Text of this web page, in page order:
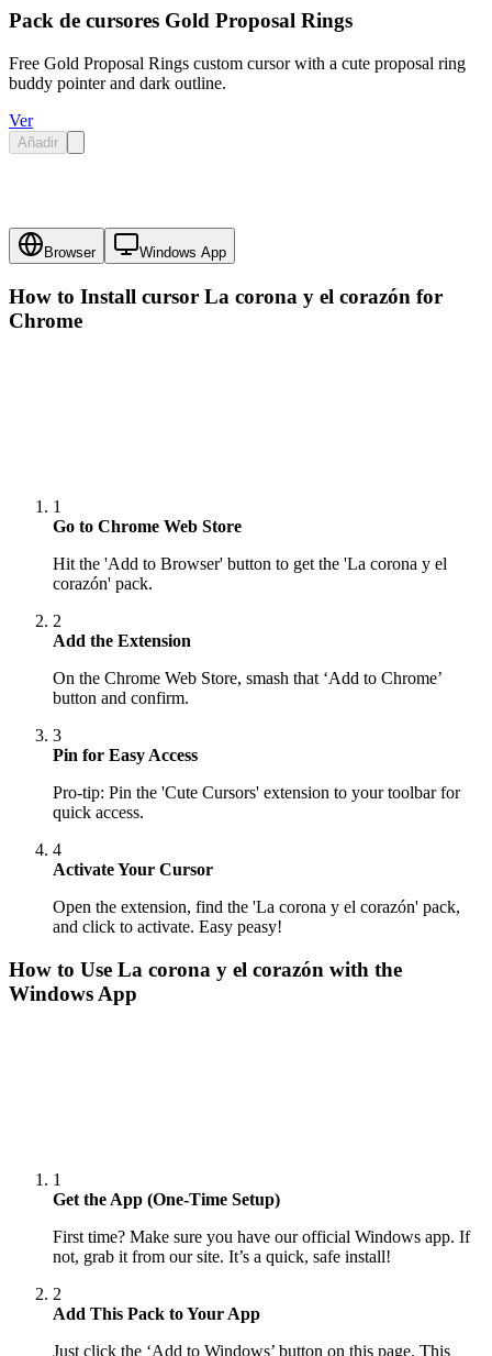
Pack de cursores Gold Proposal Rings
Free Gold Proposal Rings custom cursor with a cute proposal ring
buddy pointer and dark outline.
Ver
Añadir
Browser Windows App
How to Install cursor La corona y el corazón for
Chrome
1
Go to Chrome Web Store
Hit the 'Add to Browser' button to get the 'La corona y el
corazón' pack.
2
Add the Extension
On the Chrome Web Store, smash that ‘Add to Chrome’
button and confirm.
3
Pin for Easy Access
Pro-tip: Pin the 'Cute Cursors' extension to your toolbar for
quick access.
4
Activate Your Cursor
Open the extension, find the 'La corona y el corazón' pack,
and click to activate. Easy peasy!
How to Use La corona y el corazón with the
Windows App
1
Get the App (One-Time Setup)
First time? Make sure you have our official Windows app. If
not, grab it from our site. It’s a quick, safe install!
2
Add This Pack to Your App
Just click the ‘Add to Windows’ button on this page. This